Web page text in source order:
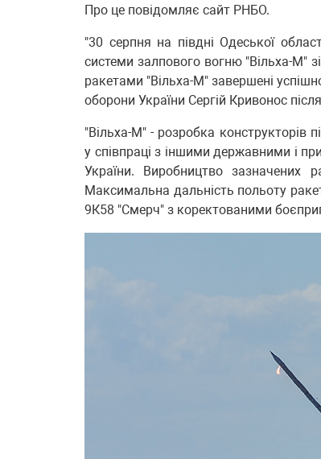
Про це повідомляє сайт РНБО.
"30 серпня на півдні Одеської
системи залпового вогню "Вільха-М"
ракетами "Вільха-М" завершені
оборони України Сергій Кривонос
"Вільха-М" - розробка конструкторів
у співпраці з іншими державними і
України. Виробництво зазначених
Максимальна дальність польоту
9К58 "Смерч" з коректованими